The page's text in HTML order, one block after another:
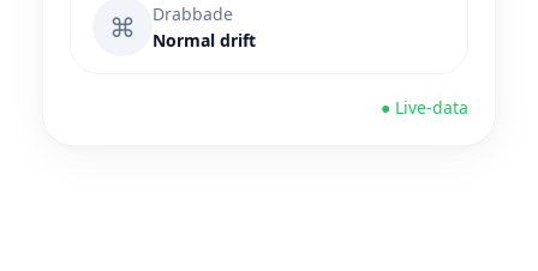
⌘
Drabbade
Normal drift
● Live-data